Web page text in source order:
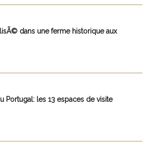
dans une ferme historique aux
Portugal: les 13 espaces de visite